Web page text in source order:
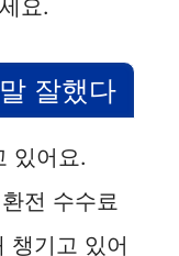
요.
잘했다
있어요.
전 수수료
챙기고 있어